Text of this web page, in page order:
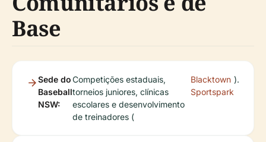
Base
Sede do
Baseball
NSW:
Competições estaduais,
torneios juniores, clínicas
escolares e desenvolvimento
de treinadores (
Blacktown
Sportspark
).